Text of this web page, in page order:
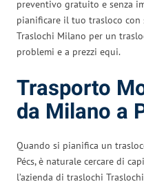
preventivo gratuito e senza
pianificare il tuo trasloco con
Traslochi Milano per un
problemi e a prezzi equi.
Trasporto
da Milano a
Quando si pianifica un
Pécs, è naturale cercare di
l’azienda di traslochi